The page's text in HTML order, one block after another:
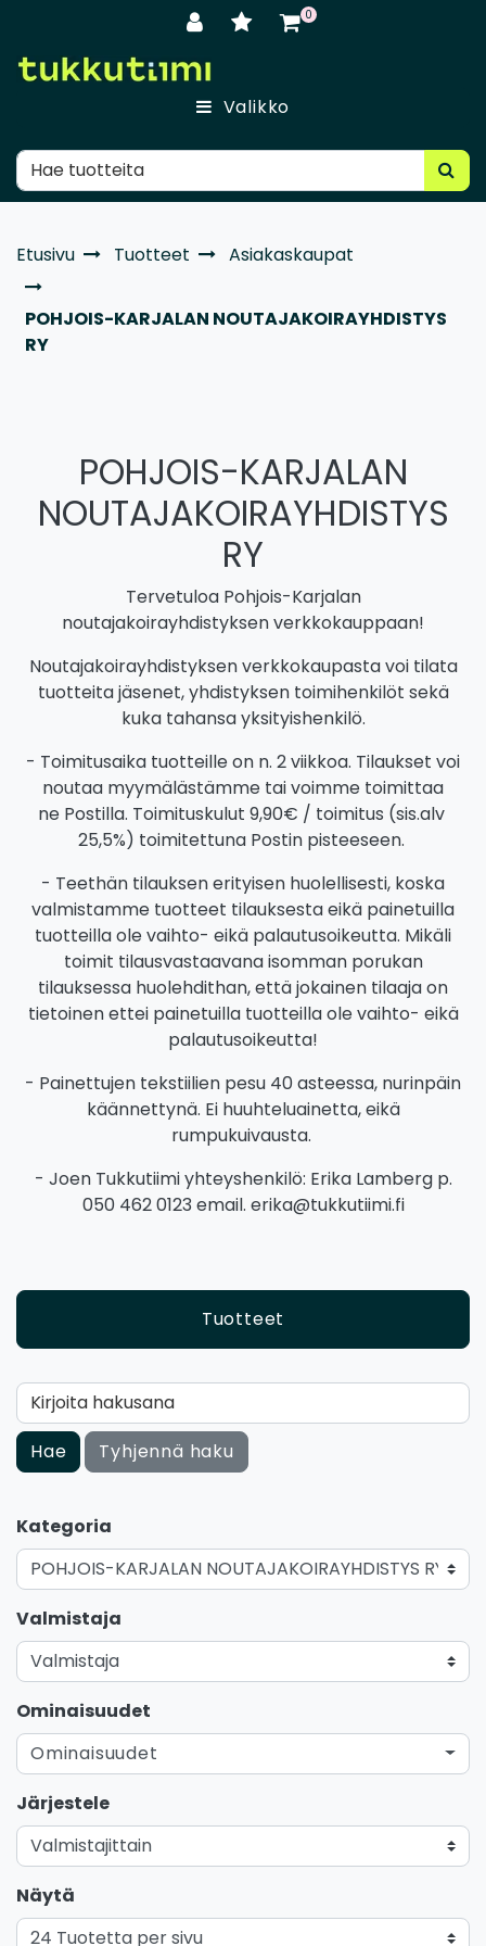
0
Valikko
Etusivu Tuotteet Asiakaskaupat
POHJOIS-KARJALAN NOUTAJAKOIRAYHDISTYS
RY
POHJOIS-KARJALAN
NOUTAJAKOIRAYHDISTYS
RY
Tervetuloa Pohjois-Karjalan
noutajakoirayhdistyksen verkkokauppaan!
Noutajakoirayhdistyksen verkkokaupasta voi tilata
tuotteita jäsenet, yhdistyksen toimihenkilöt sekä
kuka tahansa yksityishenkilö.
- Toimitusaika tuotteille on n. 2 viikkoa. Tilaukset voi
noutaa myymälästämme tai voimme toimittaa
ne Postilla. Toimituskulut 9,90€ / toimitus (sis.alv
25,5%) toimitettuna Postin pisteeseen.
- Teethän tilauksen erityisen huolellisesti, koska
valmistamme tuotteet tilauksesta eikä painetuilla
tuotteilla ole vaihto- eikä palautusoikeutta. Mikäli
toimit tilausvastaavana isomman porukan
tilauksessa huolehdithan, että jokainen tilaaja on
tietoinen ettei painetuilla tuotteilla ole vaihto- eikä
palautusoikeutta!
- Painettujen tekstiilien pesu 40 asteessa, nurinpäin
käännettynä. Ei huuhteluainetta, eikä
rumpukuivausta.
- Joen Tukkutiimi yhteyshenkilö: Erika Lamberg p.
050 462 0123 email. erika@tukkutiimi.fi
Tuotteet
Kirjoita hakusana
Hae Tyhjennä haku
Kategoria
Valmistaja
Ominaisuudet
Ominaisuudet
Järjestele
Näytä